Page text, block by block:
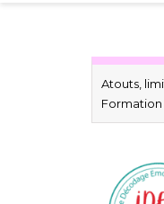
Atouts,
Formation